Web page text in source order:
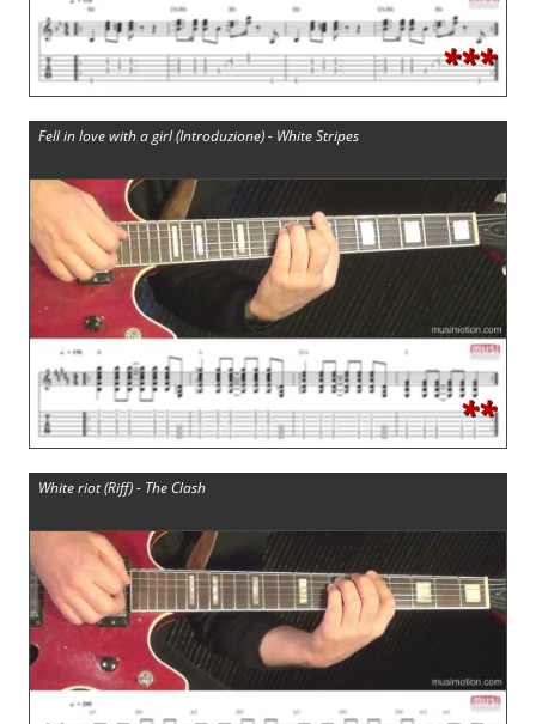
***
Fell in love with a girl (Introduzione) - White Stripes
**
White riot (Riff) - The Clash